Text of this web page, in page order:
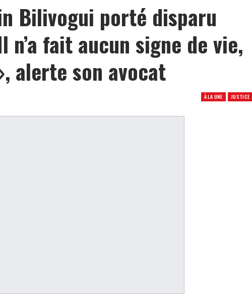
Bilivogui porté disparu
fait aucun signe de vie,
alerte son avocat
À LA UNE JUSTICE